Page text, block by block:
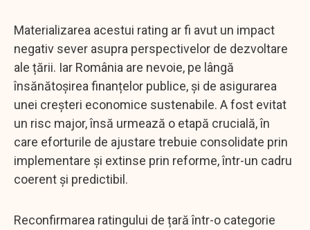
Materializarea acestui rating ar fi avut un impact
negativ sever asupra perspectivelor de dezvoltare
ale țării. Iar România are nevoie, pe lângă
însănătoșirea finanțelor publice, și de asigurarea
unei creșteri economice sustenabile. A fost evitat
un risc major, însă urmează o etapă crucială, în
care eforturile de ajustare trebuie consolidate prin
implementare și extinse prin reforme, într-un cadru
coerent și predictibil.
Reconfirmarea ratingului de țară într-o categorie